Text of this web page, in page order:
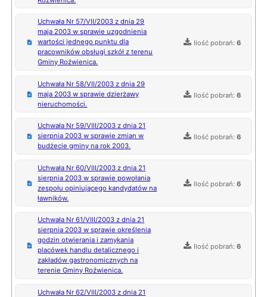
Uchwała Nr 57/VII/2003 z dnia 29
maja 2003 w sprawie uzgodnienia
wartości jednego punktu dla
pracowników obsługi szkół z terenu
Gminy Roźwienica.
Ilość pobrań:6
Uchwała Nr 58/VII/2003 z dnia 29
maja 2003 w sprawie dzierżawy
nieruchomości.
Ilość pobrań:6
Uchwała Nr 59/VIII/2003 z dnia 21
sierpnia 2003 w sprawie zmian w
budżecie gminy na rok 2003.
Ilość pobrań:6
Uchwała Nr 60/VIII/2003 z dnia 21
sierpnia 2003 w sprawie powołania
zespołu opiniującego kandydatów na
ławników.
Ilość pobrań:6
Uchwała Nr 61/VIII/2003 z dnia 21
sierpnia 2003 w sprawie określenia
godzin otwierania i zamykania
placówek handlu detalicznego i
zakładów gastronomicznych na
terenie Gminy Roźwienica.
Ilość pobrań:6
Uchwała Nr 62/VIII/2003 z dnia 21